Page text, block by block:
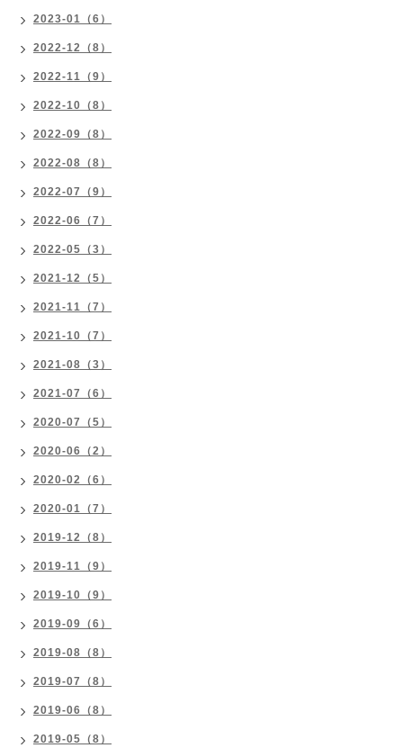
2023-01（6）
2022-12（8）
2022-11（9）
2022-10（8）
2022-09（8）
2022-08（8）
2022-07（9）
2022-06（7）
2022-05（3）
2021-12（5）
2021-11（7）
2021-10（7）
2021-08（3）
2021-07（6）
2020-07（5）
2020-06（2）
2020-02（6）
2020-01（7）
2019-12（8）
2019-11（9）
2019-10（9）
2019-09（6）
2019-08（8）
2019-07（8）
2019-06（8）
2019-05（8）